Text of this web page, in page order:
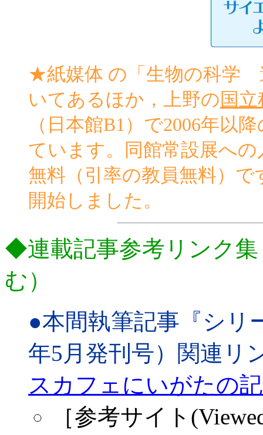
★紙媒体 の「生物の科学
いてあるほか，上野の 国
（日本館B1）で2006年以
ています。同館常設展へ
無料（引率の教員無料）で
開始しました。
◆連載記事参考リンク
む）
●本間執筆記事『シリ
年5月発刊号）関連
スカフェにいがたの
［参考サイト